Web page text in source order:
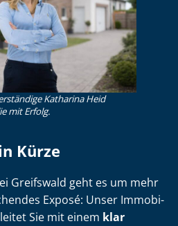
Katharina Heid
mit Erfolg.
Kürze
Greifswald geht es um mehr
Exposé: Unser Im­mo­bi­
Sie mit einem klar